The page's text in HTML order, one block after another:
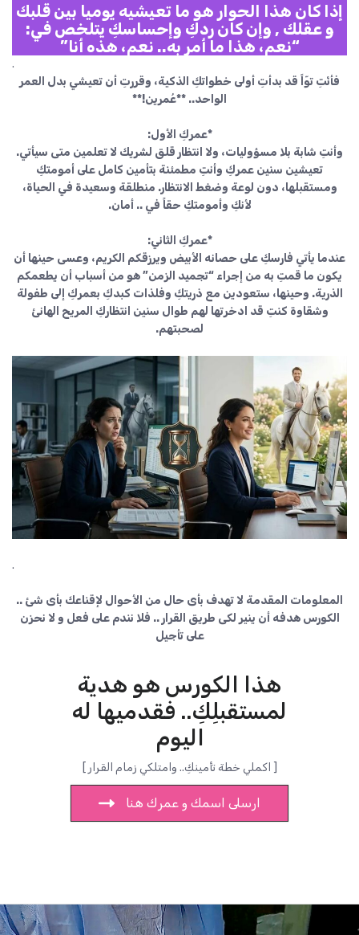
إذا كان هذا الحوار هو ما تعيشيه يوميا بين قلبك
و عقلك , وإن كان ردكِ وإحساسكِ يتلخص في:
“نعم، هذا ما أمر به.. نعم، هذه أنا”
.
فأنْتِ توّاً قد بدأتِ أولى خطواتكِ الذكية، وقررتِ أن تعيشي بدل العمر
الواحد.. **عُمرين!**
*عمركِ الأول:
وأنتِ شابة بلا مسؤوليات، ولا انتظار قلق لشريك لا تعلمين متى سيأتي.
تعيشين سنين عمركِ وأنتِ مطمئنة بتأمين كامل على أمومتكِ
ومستقبلها، دون لوعة وضغط الانتظار. منطلقة وسعيدة في الحياة،
لأنكِ وأمومتكِ حقاً في .. أمان.
*عمركِ الثاني:
عندما يأتي فارسكِ على حصانه الأبيض ويرزقكم الكريم، وعسى حينها أن
يكون ما قمتِ به من إجراء “تجميد الزمن” هو من أسباب أن يطعمكم
الذرية. وحينها، ستعودين مع ذريتكِ وفلذات كبدكِ بعمركِ إلى طفولة
وشقاوة كنتِ قد ادخرتها لهم طوال سنين انتظاركِ المريح الهانئ
لصحبتهم.
.
المعلومات المقدمة لا تهدف بأى حال من الأحوال لإقناعك بأى شئ ..
الكورس هدفه أن ينير لكى طريق القرار .. فلا نندم على فعل و لا نحزن
على تأجيل
هذا الكورس هو هدية
لمستقبلِكِ.. فقدميها له
اليوم
[ اكملي خطة تأمينكِ.. وامتلكي زمام القرار ]
ارسلى اسمك و عمرك هنا